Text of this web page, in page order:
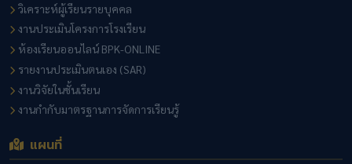
วิเคราะห์ผู้เรียนรายบุคคล
งานประเมินโครงการโรงเรียน
ห้องเรียนออนไลน์ BPK-ONLINE
รายงานประเมินตนเอง (SAR)
งานวิจัยในชั้นเรียน
งานกำกับมาตรฐานการจัดการเรียนรู้
แผนที่